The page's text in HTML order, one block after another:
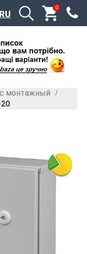
0
RU
монтажный »